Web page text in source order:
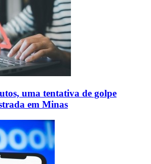
uma tentativa de golpe
em Minas